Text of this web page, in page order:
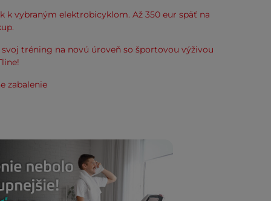
k vybraným elektrobicyklom. Až 350 eur späť na
svoj tréning na novú úroveň so športovou výživou
zabalenie